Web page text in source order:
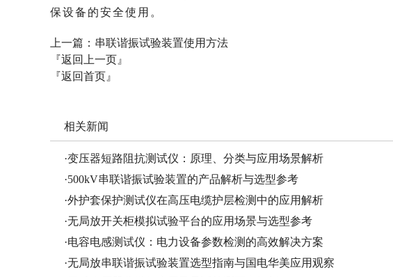
保设备的安全使用。
上一篇： 串联谐振试验装置使用方法
『返回上一页』
『返回首页』
相关新闻
·变压器短路阻抗测试仪：原理、分类与应用场景解析
·500kV串联谐振试验装置的产品解析与选型参考
·外护套保护测试仪在高压电缆护层检测中的应用解析
·无局放开关柜模拟试验平台的应用场景与选型参考
·电容电感测试仪：电力设备参数检测的高效解决方案
·无局放串联谐振试验装置选型指南与国电华美应用观察